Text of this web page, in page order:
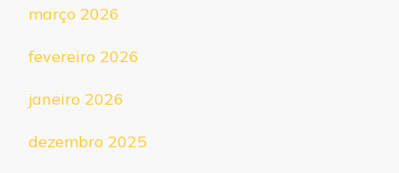
março 2026
fevereiro 2026
janeiro 2026
dezembro 2025